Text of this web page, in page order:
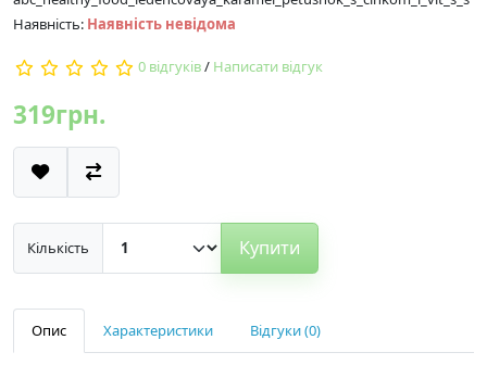
Наявність: Наявність невідома
0 відгуків/ Написати відгук
319грн.
Кількість Купити
Опис Характеристики Відгуки (0)